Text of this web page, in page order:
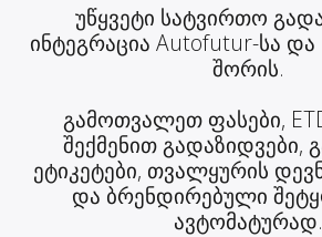
უწყვეტი სატვირთო
ინტეგრაცია Autofutur-სა და
შორის.
გამოთვალეთ ფასები,
შექმენით გადაზიდვები,
ეტიკეტები, თვალყურის
და ბრენდირებული
ავტომატურად.